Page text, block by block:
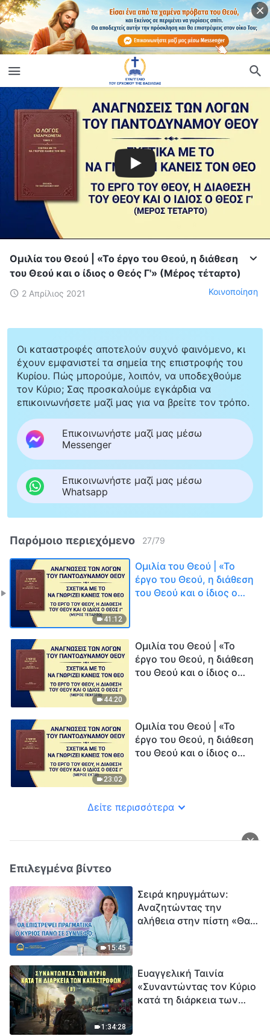
Ομιλία του Θεού | «Το έργο του Θεού, η διάθεση
του Θεού και ο ίδιος ο Θεός Γ'» (Μέρος τέταρτο)
2 Απρίλιος 2021 Κοινοποίηση
Οι καταστροφές αποτελούν συχνό φαινόμενο, κι
έχουν εμφανιστεί τα σημεία της επιστροφής του
Κυρίου. Πώς μπορούμε, λοιπόν, να υποδεχθούμε
τον Κύριο; Σας προσκαλούμε εγκάρδια να
επικοινωνήσετε μαζί μας για να βρείτε τον τρόπο.
Επικοινωνήστε μαζί μας μέσω
Messenger
Επικοινωνήστε μαζί μας μέσω
Whatsapp
Παρόμοιο περιεχόμενο 27/79
41:12
Ομιλία του Θεού | «Το
έργο του Θεού, η διάθεση
του Θεού και ο ίδιος ο
44:20
Ομιλία του Θεού | «Το
έργο του Θεού, η διάθεση
του Θεού και ο ίδιος ο
23:02
Ομιλία του Θεού | «Το
έργο του Θεού, η διάθεση
του Θεού και ο ίδιος ο
Δείτε περισσότερα
Επιλεγμένα βίντεο
15:45
Σειρά κηρυγμάτων:
Αναζητώντας την
αλήθεια στην πίστη «Θα
1:34:28
Ευαγγελική Ταινία
«Συναντώντας τον Κύριο
κατά τη διάρκεια των